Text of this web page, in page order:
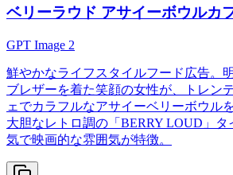
ベリーラウド アサイーボウルカ
GPT Image 2
鮮やかなライフスタイルフード広告。
ブレザーを着た笑顔の女性が、トレン
ェでカラフルなアサイーベリーボウル
大胆なレトロ調の「BERRY LOUD」
気で映画的な雰囲気が特徴。